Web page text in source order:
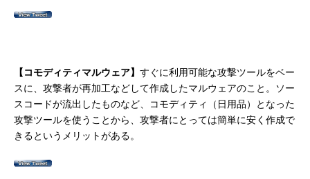
【コモディティマルウェア】 すぐに利用可能な攻撃ツールをベー
スに、攻撃者が再加工などして作成したマルウェアのこと。ソー
スコードが流出したものなど、コモディティ（日用品）となった
攻撃ツールを使うことから、攻撃者にとっては簡単に安く作成で
きるというメリットがある。